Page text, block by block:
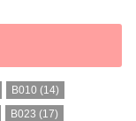
B010 (14)
B023 (17)